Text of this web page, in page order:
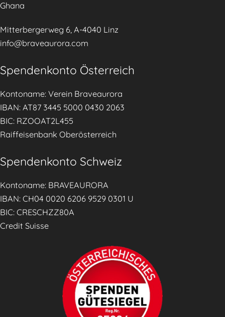
Ghana
Mitterbergerweg 6, A-4040 Linz
info@braveaurora.com
Spendenkonto Österreich
Kontoname: Verein Braveaurora
IBAN: AT87 3445 5000 0430 2063
BIC: RZOOAT2L455
Raiffeisenbank Oberösterreich
Spendenkonto Schweiz
Kontoname: BRAVEAURORA
IBAN: CH04 0020 6206 9529 0301 U
BIC: CRESCHZZ80A
Credit Suisse